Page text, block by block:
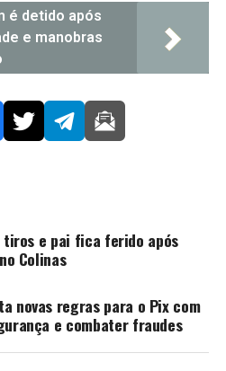
é detido após
e manobras
tiros e pai fica ferido após
Colinas
novas regras para o Pix com
e combater fraudes